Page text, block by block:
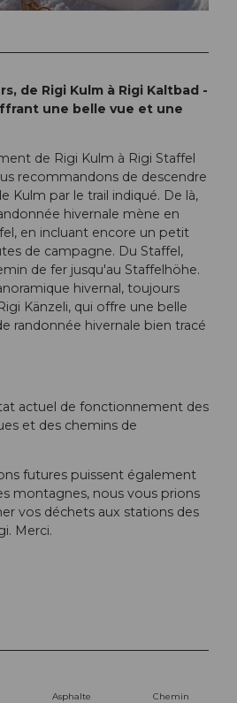
de Rigi Kulm à Rigi Kaltbad -
une belle vue et une
de Rigi Kulm à Rigi Staffel
recommandons de descendre
Kulm par le trail indiqué. De là,
hivernale mène en
en incluant encore un petit
de campagne. Du Staffel,
de fer jusqu'au Staffelhöhe.
hivernal, toujours
Känzeli, qui offre une belle
randonnée hivernale bien tracé
actuel de fonctionnement des
et des chemins de
futures puissent également
montagnes, nous vous prions
vos déchets aux stations des
Merci.
Asphalte
Chemin